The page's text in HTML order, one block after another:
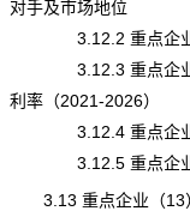
对手及市场地位
3.12.2 重点企业（
3.12.3 重点企业（
利率（2021-2026）
3.12.4 重点企业（
3.12.5 重点企业
3.13 重点企业（13